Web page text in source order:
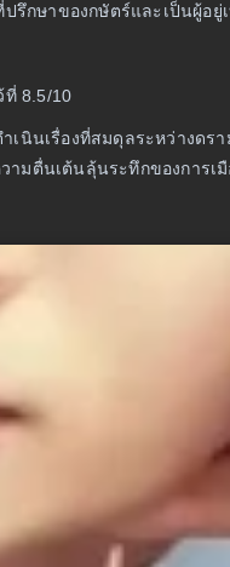
กษาของกษัตร์และเป็นผู้อยู่
ที่ 8.5/10
นเรื่องที่สมดุลระหว่างดร
มตื่นเต้นลุ้นระทึกของการ